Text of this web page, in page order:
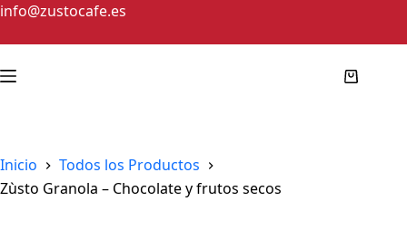
info@zustocafe.es
Inicio
Todos los Productos
Zùsto Granola – Chocolate y frutos secos